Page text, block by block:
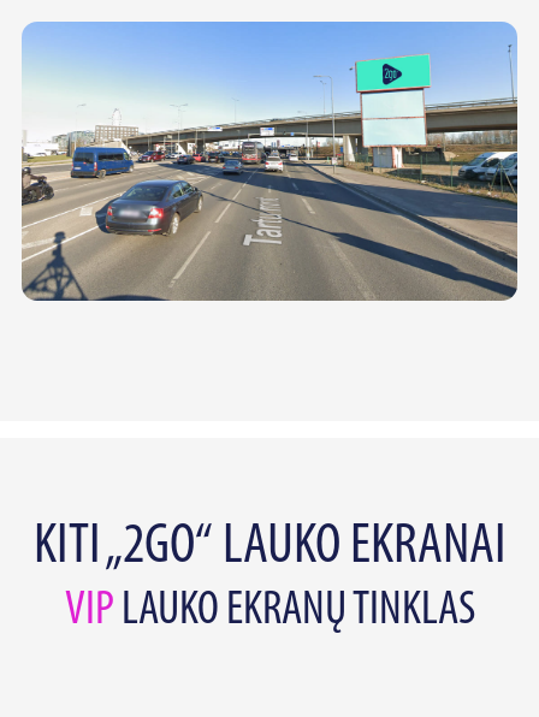
KITI „2GO“ LAUKO EKRANAI
VIP LAUKO EKRANŲ TINKLAS